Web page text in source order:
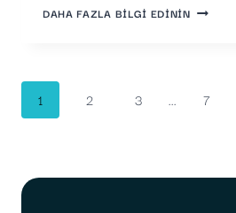
DAHA FAZLA BILGI EDININAI
PUSULA
Sayfa
1 2 3 ... 7